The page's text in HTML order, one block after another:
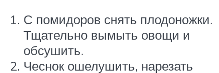
С помидоров снять плодоножки.
Тщательно вымыть овощи и
обсушить.
Чеснок ошелушить, нарезать